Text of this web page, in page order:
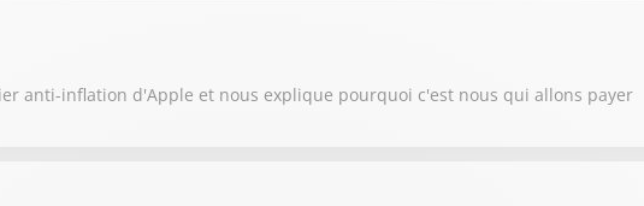
anti-inflation d'Apple et nous explique pourquoi c'est nous qui allons payer